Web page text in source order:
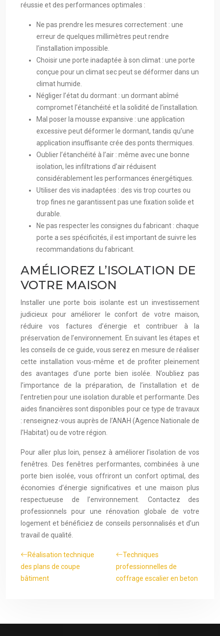
réussie et des performances optimales :
Ne pas prendre les mesures correctement : une
erreur de quelques millimètres peut rendre
l’installation impossible.
Choisir une porte inadaptée à son climat : une porte
conçue pour un climat sec peut se déformer dans un
climat humide.
Négliger l’état du dormant : un dormant abîmé
compromet l’étanchéité et la solidité de l’installation.
Mal poser la mousse expansive : une application
excessive peut déformer le dormant, tandis qu’une
application insuffisante crée des ponts thermiques.
Oublier l’étanchéité à l’air : même avec une bonne
isolation, les infiltrations d’air réduisent
considérablement les performances énergétiques.
Utiliser des vis inadaptées : des vis trop courtes ou
trop fines ne garantissent pas une fixation solide et
durable.
Ne pas respecter les consignes du fabricant : chaque
porte a ses spécificités, il est important de suivre les
recommandations du fabricant.
AMÉLIOREZ L’ISOLATION DE
VOTRE MAISON
Installer une porte bois isolante est un investissement
judicieux pour améliorer le confort de votre maison,
réduire vos factures d’énergie et contribuer à la
préservation de l’environnement. En suivant les étapes et
les conseils de ce guide, vous serez en mesure de réaliser
cette installation vous-même et de profiter pleinement
des avantages d’une porte bien isolée. N’oubliez pas
l’importance de la préparation, de l’installation et de
l’entretien pour une isolation durable et performante. Des
aides financières sont disponibles pour ce type de travaux
: renseignez-vous auprès de l’ANAH (Agence Nationale de
l’Habitat) ou de votre région.
Pour aller plus loin, pensez à améliorer l’isolation de vos
fenêtres. Des fenêtres performantes, combinées à une
porte bien isolée, vous offriront un confort optimal, des
économies d’énergie significatives et une maison plus
respectueuse de l’environnement. Contactez des
professionnels pour une rénovation globale de votre
logement et bénéficiez de conseils personnalisés et d’un
travail de qualité.
Réalisation technique
des plans de coupe
bâtiment
Techniques
professionnelles de
coffrage escalier en beton